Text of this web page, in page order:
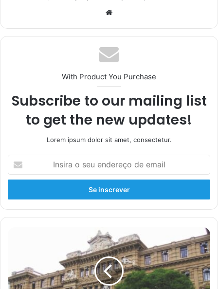
With Product You Purchase
Subscribe to our mailing list
to get the new updates!
Lorem ipsum dolor sit amet, consectetur.